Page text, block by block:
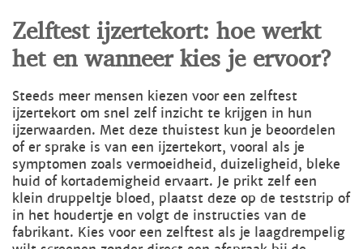
Zelftest ijzertekort: hoe werkt
het en wanneer kies je ervoor?
Steeds meer mensen kiezen voor een zelftest
ijzertekort om snel zelf inzicht te krijgen in hun
ijzerwaarden. Met deze thuistest kun je beoordelen
of er sprake is van een ijzertekort, vooral als je
symptomen zoals vermoeidheid, duizeligheid, bleke
huid of kortademigheid ervaart. Je prikt zelf een
klein druppeltje bloed, plaatst deze op de teststrip of
in het houdertje en volgt de instructies van de
fabrikant. Kies voor een zelftest als je laagdrempelig